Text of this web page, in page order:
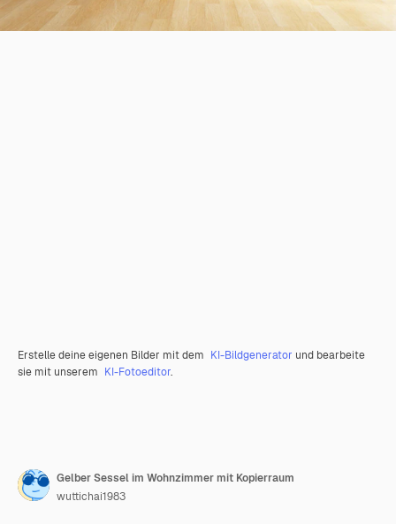
Erstelle deine eigenen Bilder mit dem KI-Bildgenerator und bearbeite
sie mit unserem KI-Fotoeditor.
Gelber Sessel im Wohnzimmer mit Kopierraum
wuttichai1983